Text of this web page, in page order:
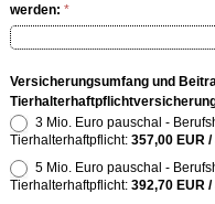
werden: *
Versicherungsumfang und
3 Mio. Euro pauschal -
Tierhalterhaftpflicht: 357,00 EUR
5 Mio. Euro pauschal -
Tierhalterhaftpflicht: 392,70 EUR